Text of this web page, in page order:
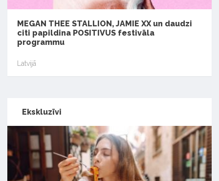
MEGAN THEE STALLION, JAMIE XX un daudzi
citi papildina POSITIVUS festivāla
programmu
Latvijā
Ekskluzīvi